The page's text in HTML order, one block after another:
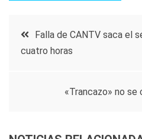
Navegación
entradas
Falla de CANTV saca el
cuatro horas
«Trancazo» no se